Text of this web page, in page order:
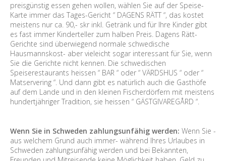
preisgünstig essen gehen wollen, wählen Sie auf der Speise-
Karte immer das Tages-Gericht “ DAGENS RÄTT “, das kostet
meistens nur ca. 90,- skr inkl. Getränk und für Ihre Kinder gibt
es fast immer Kinderteller zum halben Preis. Dagens Rätt-
Gerichte sind überwiegend normale schwedische
Hausmannskost- aber vieleicht sogar interessant für Sie, wenn
Sie die Gerichte nicht kennen. Die schwedischen
Speiserestaurants heissen “ BAR “ oder “ VÄRDSHUS “ oder “
Matservering “. Und dann gibt es natürlich auch die Gasthöfe
auf dem Lande und in den kleinen Fischerdörfern mit meistens
hundertjähriger Tradition, sie heissen “ GÄSTGIVAREGÅRD “.
Wenn Sie in Schweden zahlungsunfähig werden: Wenn Sie -
aus welchem Grund auch immer- während Ihres Urlaubes in
Schweden zahlungsunfähig werden und bei Bekannten,